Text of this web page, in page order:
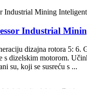
Industrial
dizajna rotora 5:
s dizelskim motorom.
su, koji se susreću s ...